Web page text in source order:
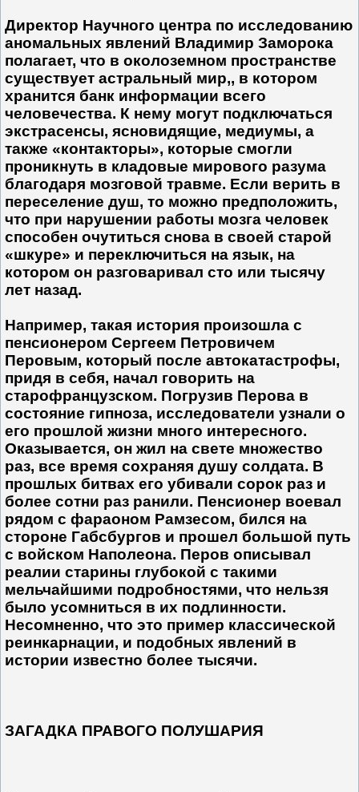
Директор Научного центра по исследованию
аномальных явлений Владимир Заморока
полагает, что в околоземном пространстве
существует астральный мир,, в котором
хранится банк информации всего
человечества. К нему могут подключаться
экстрасенсы, ясновидящие, медиумы, а
также «контакторы», которые смогли
проникнуть в кладовые мирового разума
благодаря мозговой травме. Если верить в
переселение душ, то можно предположить,
что при нарушении работы мозга человек
способен очутиться снова в своей старой
«шкуре» и переключиться на язык, на
котором он разговаривал сто или тысячу
лет назад.
Например, такая история произошла с
пенсионером Сергеем Петровичем
Перовым, который после автокатастрофы,
придя в себя, начал говорить на
старофранцузском. Погрузив Перова в
состояние гипноза, исследователи узнали о
его прошлой жизни много интересного.
Оказывается, он жил на свете множество
раз, все время сохраняя душу солдата. В
прошлых битвах его убивали сорок раз и
более сотни раз ранили. Пенсионер воевал
рядом с фараоном Рамзесом, бился на
стороне Габсбургов и прошел большой путь
с войском Наполеона. Перов описывал
реалии старины глубокой с такими
мельчайшими подробностями, что нельзя
было усомниться в их подлинности.
Несомненно, что это пример классической
реинкарнации, и подобных явлений в
истории известно более тысячи.
ЗАГАДКА ПРАВОГО ПОЛУШАРИЯ